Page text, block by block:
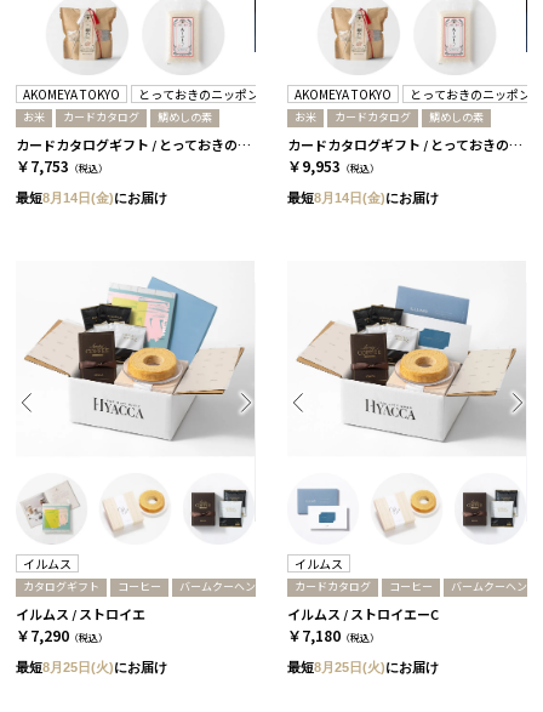
AKOMEYA TOKYO とっておきのニッポンを贈る
お米 カードカタログ 鯛めしの素
カードカタログギフト / とっておきのニッポンを贈る+鯛めし+ありがとう米 / 栄-C
￥7,753 （税込）
最短8月14日(金)にお届け
AKOMEYA TOKYO とっておきのニッポン
お米 カードカタログ 鯛めしの素
カードカタログギフト / とっておきのニッポンを贈る+鯛めし+ありがとう米 / 詩-C
￥9,953 （税込）
最短8月14日(金)にお届け
イルムス
カタログギフト コーヒー バームクーヘン
イルムス / ストロイエ
￥7,290 （税込）
最短8月25日(火)にお届け
イルムス
カードカタログ コーヒー バームクーヘン
イルムス / ストロイエーC
￥7,180 （税込）
最短8月25日(火)にお届け